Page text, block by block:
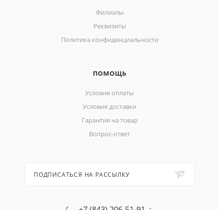
Филиалы
Реквизиты
Политика конфиденциальности
ПОМОЩЬ
Условия оплаты
Условия доставки
Гарантия на товар
Вопрос-ответ
ПОДПИСАТЬСЯ НА РАССЫЛКУ